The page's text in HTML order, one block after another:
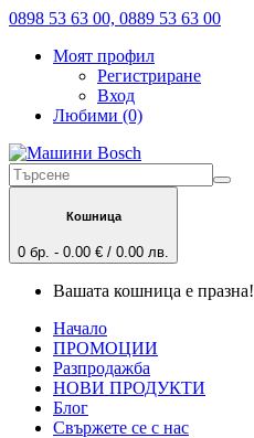
0898 53 63 00, 0889 53 63 00
Моят профил
Регистриране
Вход
Любими (0)
Кошница
0 бр. - 0.00 € / 0.00 лв.
Вашата кошница е празна!
Начало
ПРОМОЦИИ
Разпродажба
НОВИ ПРОДУКТИ
Блог
Свържете се с нас